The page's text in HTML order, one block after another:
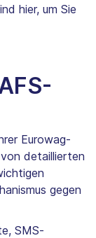
hier, um Sie
Eurowag-
detaillierten
gegen
SMS-